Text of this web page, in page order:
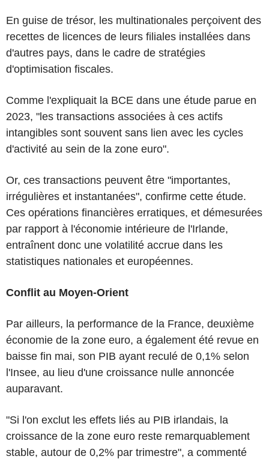
En guise de trésor, les multinationales perçoivent des
recettes de licences de leurs filiales installées dans
d'autres pays, dans le cadre de stratégies
d'optimisation fiscales.
Comme l'expliquait la BCE dans une étude parue en
2023, "les transactions associées à ces actifs
intangibles sont souvent sans lien avec les cycles
d'activité au sein de la zone euro".
Or, ces transactions peuvent être "importantes,
irrégulières et instantanées", confirme cette étude.
Ces opérations financières erratiques, et démesurées
par rapport à l'économie intérieure de l'Irlande,
entraînent donc une volatilité accrue dans les
statistiques nationales et européennes.
Conflit au Moyen-Orient
Par ailleurs, la performance de la France, deuxième
économie de la zone euro, a également été revue en
baisse fin mai, son PIB ayant reculé de 0,1% selon
l'Insee, au lieu d'une croissance nulle annoncée
auparavant.
"Si l'on exclut les effets liés au PIB irlandais, la
croissance de la zone euro reste remarquablement
stable, autour de 0,2% par trimestre", a commenté